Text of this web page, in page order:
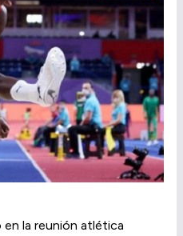
la reunión atlética